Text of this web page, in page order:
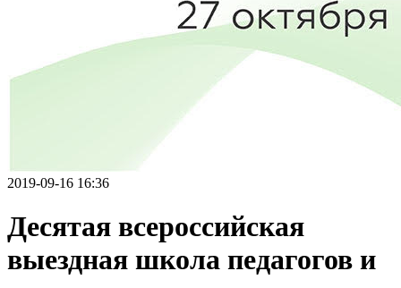
2019-09-16 16:36
Десятая всероссийская
выездная школа педагогов и